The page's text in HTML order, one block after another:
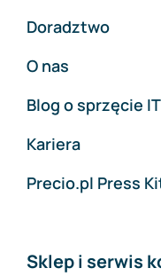
Doradztwo
O nas
Blog o sprzęcie IT
Kariera
Precio.pl Press
Sklep i serwis